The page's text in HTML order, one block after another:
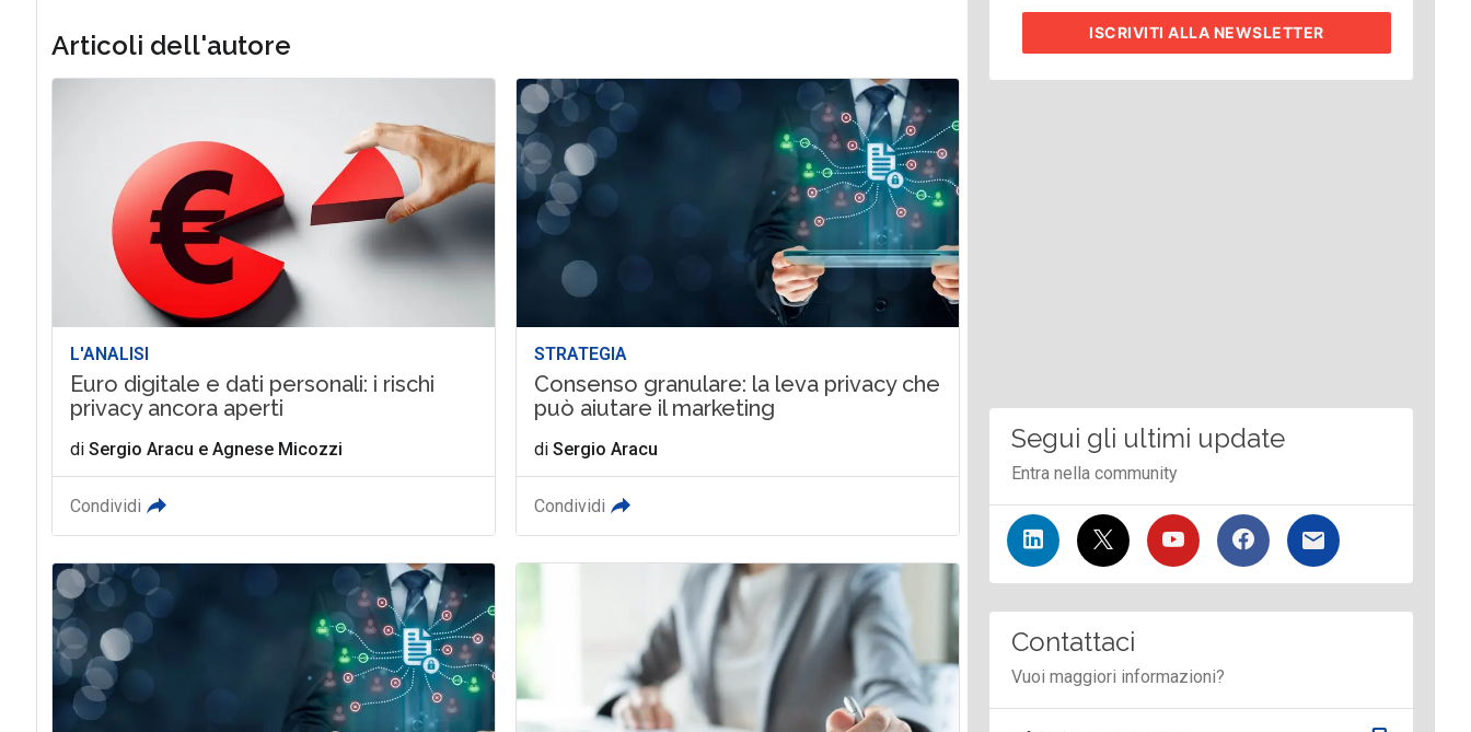
Articoli dell'autore
L'ANALISI
Euro digitale e dati personali: i rischi
privacy ancora aperti
di Sergio Aracu e Agnese Micozzi
Condividi
STRATEGIA
Consenso granulare: la leva privacy che
può aiutare il marketing
diSergio Aracu
Condividi
ISCRIVITIALLA NEWSLETTER
Segui gli ultimi update
Entra nella community
Contattaci
Vuoi maggiori informazioni?